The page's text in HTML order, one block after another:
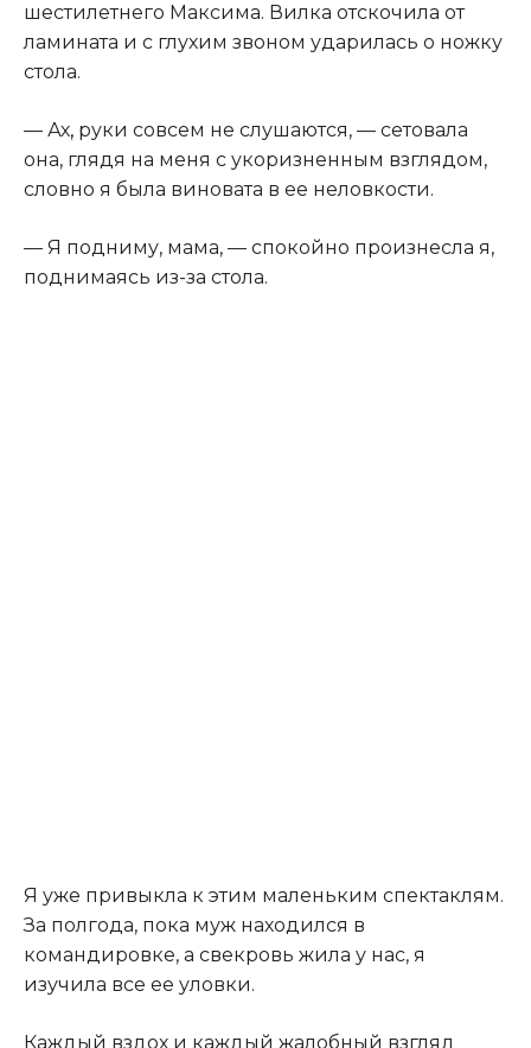
шестилетнего Максима. Вилка отскочила от
ламината и с глухим звоном ударилась о ножку
стола.
— Ах, руки совсем не слушаются, — сетовала
она, глядя на меня с укоризненным взглядом,
словно я была виновата в ее неловкости.
— Я подниму, мама, — спокойно произнесла я,
поднимаясь из-за стола.
Я уже привыкла к этим маленьким спектаклям.
За полгода, пока муж находился в
командировке, а свекровь жила у нас, я
изучила все ее уловки.
Каждый вздох и каждый жалобный взгляд